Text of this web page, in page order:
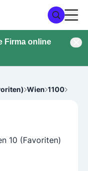
Firma online
Wien 1100
10 (Favoriten)